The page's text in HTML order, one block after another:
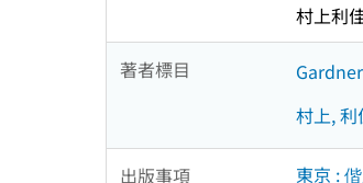
村上利
著者標目
村上, 利
出版事項 東京 :